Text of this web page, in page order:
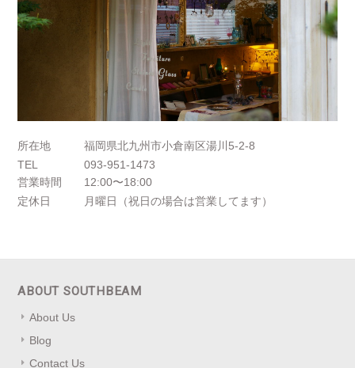
所在地
福岡県北九州市小倉南区湯川5-2-8
TEL
093-951-1473
営業時間
12:00〜18:00
定休日
月曜日（祝日の場合は営業してます）
ABOUT SOUTHBEAM
About Us
Blog
Contact Us